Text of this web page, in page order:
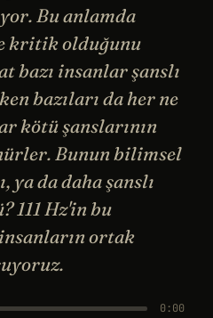
Bu anlamda
kritik olduğunu
bazı insanlar şanslı
bazıları da her ne
kötü şanslarının
Bunun bilimsel
ya da daha şanslı
111 Hz'in bu
ortak
0:00